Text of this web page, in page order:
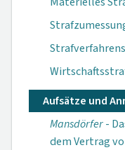
Aufsätze und
Mansdörfer-
dem Vertrag